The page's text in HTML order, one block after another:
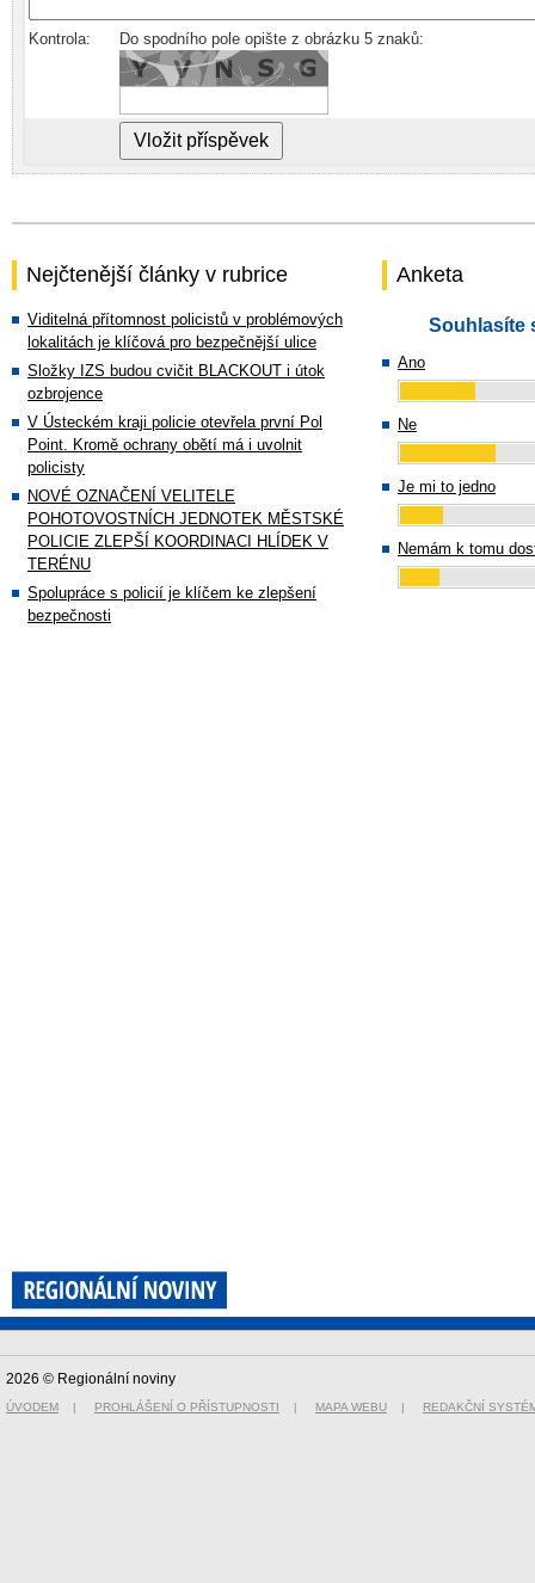
Kontrola: Do spodního pole opište z obrázku 5 znaků:
Nejčtenější články v rubrice
Viditelná přítomnost policistů v problémových
lokalitách je klíčová pro bezpečnější ulice
Složky IZS budou cvičit BLACKOUT i útok
ozbrojence
V Ústeckém kraji policie otevřela první Pol
Point. Kromě ochrany obětí má i uvolnit
policisty
NOVÉ OZNAČENÍ VELITELE
POHOTOVOSTNÍCH JEDNOTEK MĚSTSKÉ
POLICIE ZLEPŠÍ KOORDINACI HLÍDEK V
TERÉNU
Spolupráce s policií je klíčem ke zlepšení
bezpečnosti
Anketa
Souhlasíte
Ano
Ne
Je mi to jedno
Nemám k tomu
2026 © Regionální noviny
ÚVODEM | PROHLÁŠENÍ O PŘÍSTUPNOSTI | MAPA WEBU | REDAKČNÍ